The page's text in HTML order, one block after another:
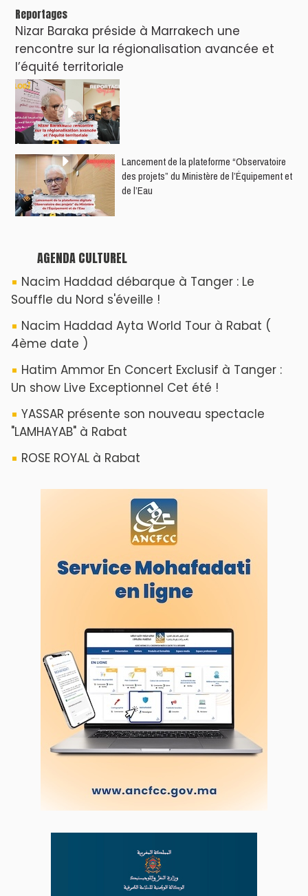
Nacim Haddad Ayta World Tour à Rabat (
4ème date )
Hatim Ammor En Concert Exclusif à Tanger :
Un show Live Exceptionnel Cet été !
YASSAR présente son nouveau spectacle
"LAMHAYAB" à Rabat
ROSE ROYAL à Rabat
ABOUT US
A propos de L'ODJ
VOS CONTRIBUTIONS
LODJ VIDÉO
L'ODJ LIVE TV
LODJ AUDIO
WEB RADIO R212
Copyright © 2022 Groupe de presse Arrissala
Ce site utilise Google Analytics. En continuant à naviguer, vous nous
autorisez à déposer un cookie à des fins de mesure d'audience